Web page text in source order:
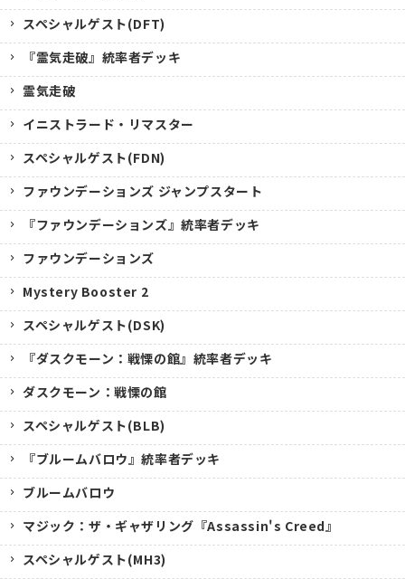
スペシャルゲスト(DFT)
『霊気走破』統率者デッキ
霊気走破
イニストラード・リマスター
スペシャルゲスト(FDN)
ファウンデーションズ ジャンプスタート
『ファウンデーションズ』統率者デッキ
ファウンデーションズ
Mystery Booster 2
スペシャルゲスト(DSK)
『ダスクモーン：戦慄の館』統率者デッキ
ダスクモーン：戦慄の館
スペシャルゲスト(BLB)
『ブルームバロウ』統率者デッキ
ブルームバロウ
マジック：ザ・ギャザリング『Assassin's Creed』
スペシャルゲスト(MH3)